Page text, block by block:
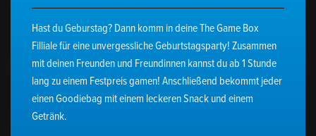
Hast du Geburstag? Dann komm in deine The Game Box
Filliale für eine unvergessliche Geburtstagsparty! Zusammen
mit deinen Freunden und Freundinnen kannst du ab 1 Stunde
lang zu einem Festpreis gamen! Anschließend bekommt jeder
einen Goodiebag mit einem leckeren Snack und einem
Getränk.